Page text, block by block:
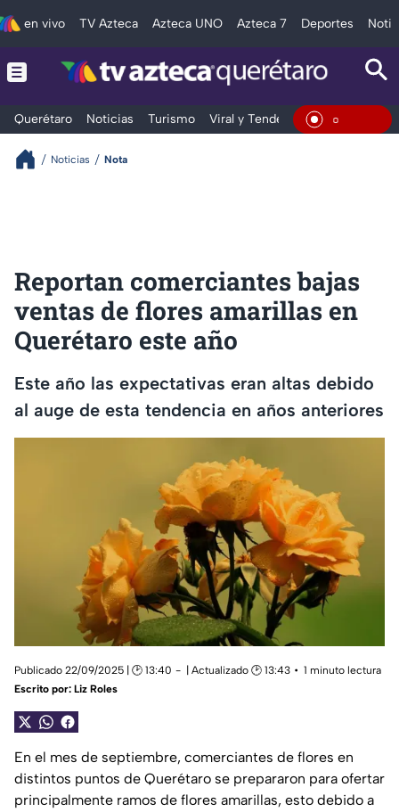
en vivo TV Azteca Azteca UNO Azteca 7 Deportes
Querétaro Noticias Turismo Viral y Tendencia Clima En Vivo
Noticias Nota
Reportan comerciantes bajas
ventas de flores amarillas en
Querétaro este año
Este año las expectativas eran altas debido
al auge de esta tendencia en años anteriores
Publicado 22/09/2025 | 🕑 13:40 | Actualizado 🕑 13:43
1 minuto lectura
Escrito por: Liz Roles
En el mes de septiembre, comerciantes de flores en
distintos puntos de Querétaro se prepararon para ofertar
principalmente ramos de flores amarillas, esto debido a